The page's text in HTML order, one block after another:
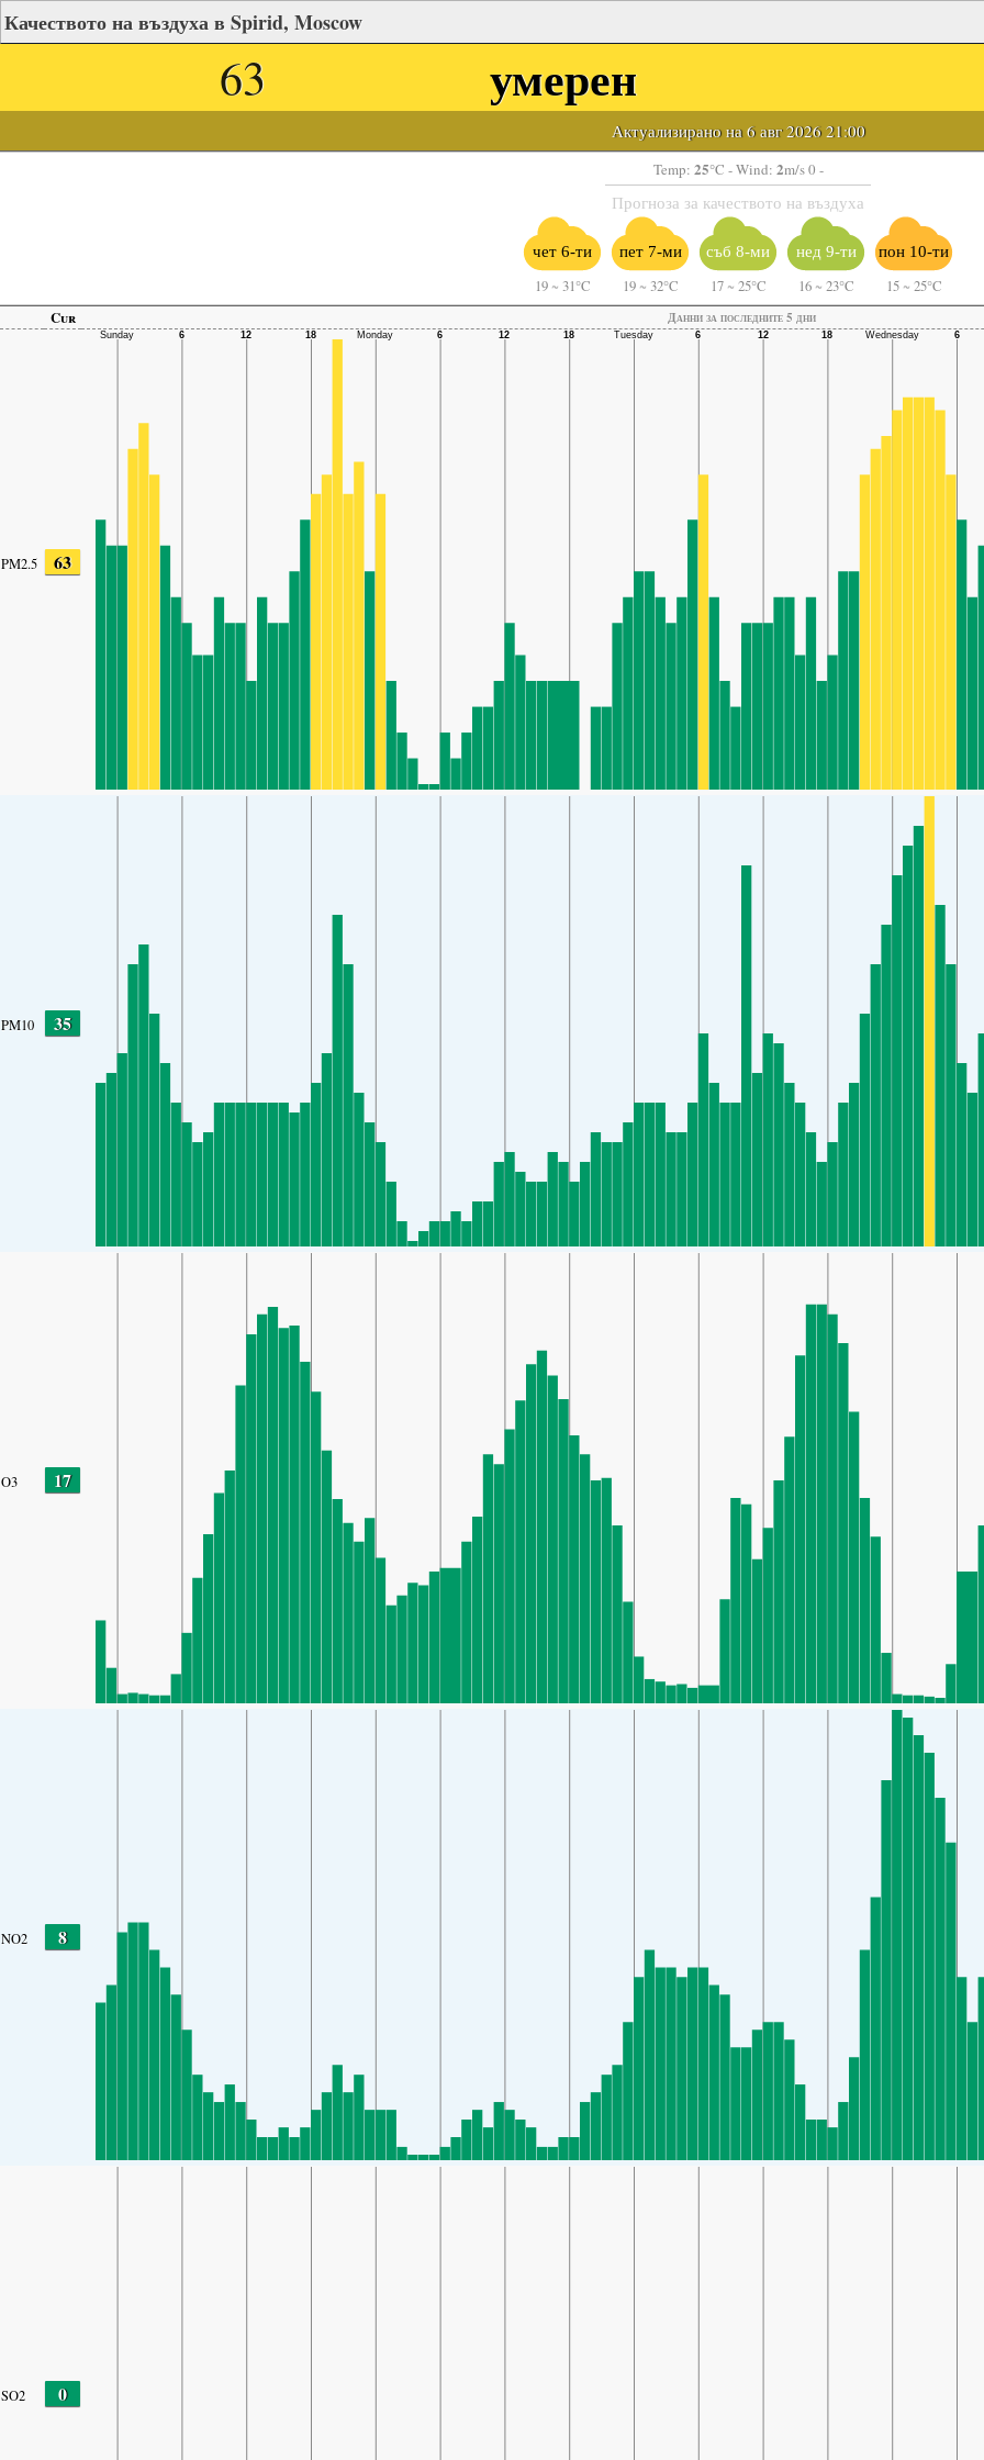
Качеството на въздуха в Spirid, Moscow
63 умерен
Актуализирано на 6 авг 2026 21:00
Temp: 25°C - Wind: 2m/s 0 -
Прогноза за качеството на въздуха
чет 6-ти
19 ~ 31°C
пет 7-ми
19 ~ 32°C
съб 8-ми
17 ~ 25°C
нед 9-ти
16 ~ 23°C
пон 10-ти
15 ~ 25°C
Cur
Данни за последните 5 дни
PM2.5 63
PM10 35
O3 17
NO2 8
SO2 0